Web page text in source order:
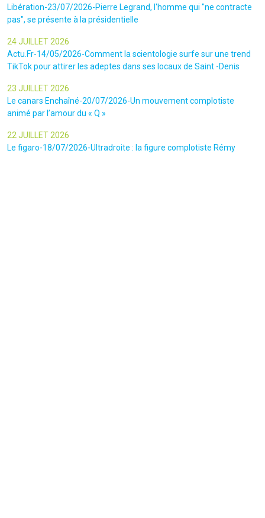
Libération-23/07/2026-Pierre Legrand, l'homme qui "ne contracte
pas", se présente à la présidentielle
24 JUILLET 2026
Actu.Fr-14/05/2026-Comment la scientologie surfe sur une trend
TikTok pour attirer les adeptes dans ses locaux de Saint -Denis
23 JUILLET 2026
Le canars Enchaîné-20/07/2026-Un mouvement complotiste
animé par l’amour du « Q »
22 JUILLET 2026
Le figaro-18/07/2026-Ultradroite : la figure complotiste Rémy